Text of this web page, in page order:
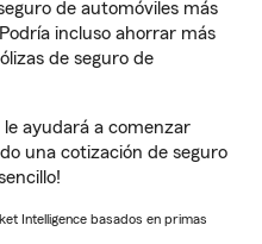
de automóviles más
incluso ahorrar más
de seguro de
ayudará a comenzar
una cotización de seguro
Intelligence basados en primas